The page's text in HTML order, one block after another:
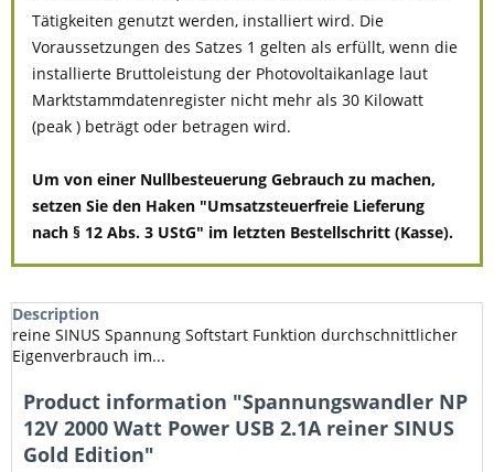
Tätigkeiten genutzt werden, installiert wird. Die
Voraussetzungen des Satzes 1 gelten als erfüllt, wenn die
installierte Bruttoleistung der Photovoltaikanlage laut
Marktstammdatenregister nicht mehr als 30 Kilowatt
(peak ) beträgt oder betragen wird.
Um von einer Nullbesteuerung Gebrauch zu machen,
setzen Sie den Haken "Umsatzsteuerfreie Lieferung
nach § 12 Abs. 3 UStG" im letzten Bestellschritt (Kasse).
Description
reine SINUS Spannung Softstart Funktion durchschnittlicher
Eigenverbrauch im...
Product information "Spannungswandler NP
12V 2000 Watt Power USB 2.1A reiner SINUS
Gold Edition"